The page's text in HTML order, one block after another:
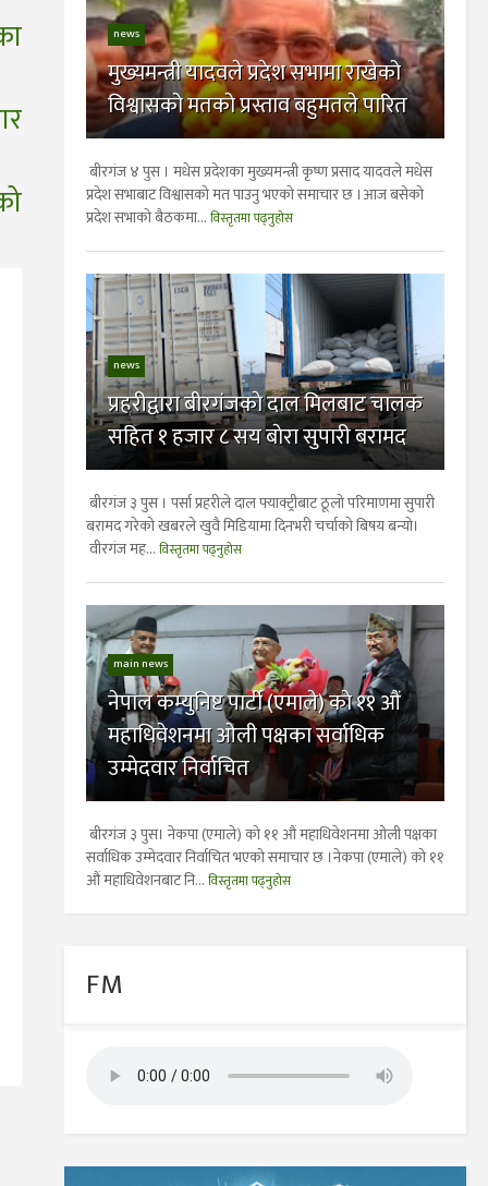
news
मुख्यमन्त्री यादवले प्रदेश सभामा राखेको
विश्वासको मतको प्रस्ताव बहुमतले पारित
बीरगंज ४ पुस । मधेस प्रदेशका मुख्यमन्त्री कृष्ण प्रसाद यादवले मधेस
प्रदेश सभाबाट विश्वासको मत पाउनु भएकाे समाचार छ ।आज बसेको
प्रदेश सभाको बैठकमा... विस्तृतमा पढ्नुहोस
news
प्रहरीद्वारा बीरगंजकाे दाल मिलबाट चालक
सहित १ हजार ८ सय बाेरा सुपारी बरामद
बीरगंज ३ पुस । पर्सा प्रहरीले दाल फ्याक्ट्रीबाट ठूलो परिमाणमा सुपारी
बरामद गरेको खबरले खुवै मिडियामा दिनभरी चर्चाकाे बिषय बन्याे।
वीरगंज मह... विस्तृतमा पढ्नुहोस
main news
नेपाल कम्युनिष्ट पार्टी (एमाले) काे ११ औं
महाधिवेशनमा ओली पक्षका सर्वाधिक
उम्मेदवार निर्वाचित
बीरगंज ३ पुस। नेकपा (एमाले) काे ११ औं महाधिवेशनमा ओली पक्षका
सर्वाधिक उम्मेदवार निर्वाचित भएकाे समाचार छ ।नेकपा (एमाले) को ११
औं महाधिवेशनबाट नि... विस्तृतमा पढ्नुहोस
FM